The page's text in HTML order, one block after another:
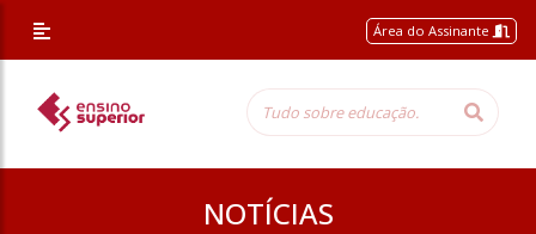
Área do Assinante
NOTÍCIAS